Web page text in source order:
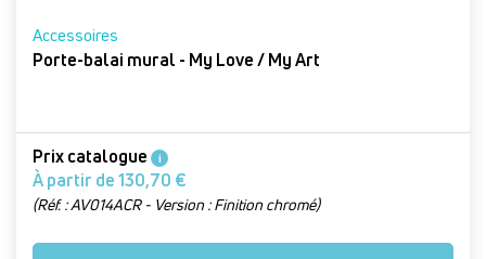
Accessoires
Porte-balai mural - My Love / My Art
Prix catalogue i
À partir de 130,70 €
(Réf. : AV014ACR - Version : Finition chromé)